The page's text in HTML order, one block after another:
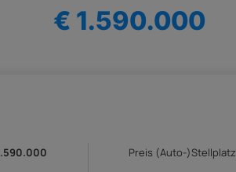
€ 1.590.000
Preis (Auto-)Stellplatz